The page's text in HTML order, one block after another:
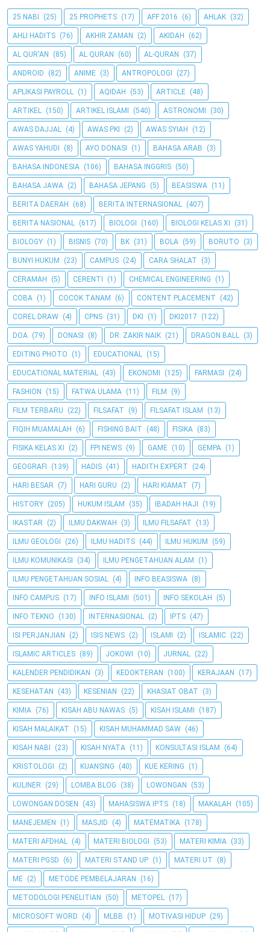
25 NABI (25) 25 PROPHETS (17) AFF 2016 (6) AHLAK (32)
AHLI HADITS (76) AKHIR ZAMAN (2) AKIDAH (62)
AL QUR'AN (85) AL QURAN (60) AL-QURAN (37)
ANDROID (82) ANIME (3) ANTROPOLOGI (27)
APLIKASI PAYROLL (1) AQIDAH (53) ARTICLE (48)
ARTIKEL (150) ARTIKEL ISLAMI (540) ASTRONOMI (30)
AWAS DAJJAL (4) AWAS PKI (2) AWAS SYIAH (12)
AWAS YAHUDI (8) AYO DONASI (1) BAHASA ARAB (3)
BAHASA INDONESIA (106) BAHASA INGGRIS (50)
BAHASA JAWA (2) BAHASA JEPANG (5) BEASISWA (11)
BERITA DAERAH (68) BERITA INTERNASIONAL (407)
BERITA NASIONAL (617) BIOLOGI (160) BIOLOGI KELAS XI (31)
BIOLOGY (1) BISNIS (70) BK (31) BOLA (59) BORUTO (3)
BUNYI HUKUM (23) CAMPUS (24) CARA SHALAT (3)
CERAMAH (5) CERENTI (1) CHEMICAL ENGINEERING (1)
COBA (1) COCOK TANAM (6) CONTENT PLACEMENT (42)
COREL DRAW (4) CPNS (31) DKI (1) DKI2017 (122)
DOA (79) DONASI (8) DR. ZAKIR NAIK (21) DRAGON BALL (3)
EDITING PHOTO (1) EDUCATIONAL (15)
EDUCATIONAL MATERIAL (43) EKONOMI (125) FARMASI (24)
FASHION (15) FATWA ULAMA (11) FILM (9)
FILM TERBARU (22) FILSAFAT (9) FILSAFAT ISLAM (13)
FIQIH MUAMALAH (6) FISHING BAIT (48) FISIKA (83)
FISIKA KELAS XI (2) FPI NEWS (9) GAME (10) GEMPA (1)
GEOGRAFI (139) HADIS (41) HADITH EXPERT (24)
HARI BESAR (7) HARI GURU (2) HARI KIAMAT (7)
HISTORY (205) HUKUM ISLAM (35) IBADAH HAJI (19)
IKASTAR (2) ILMU DAKWAH (3) ILMU FILSAFAT (13)
ILMU GEOLOGI (26) ILMU HADITS (44) ILMU HUKUM (59)
ILMU KOMUNIKASI (34) ILMU PENGETAHUAN ALAM (1)
ILMU PENGETAHUAN SOSIAL (4) INFO BEASISWA (8)
INFO CAMPUS (17) INFO ISLAMI (501) INFO SEKOLAH (5)
INFO TEKNO (130) INTERNASIONAL (2) IPTS (47)
ISI PERJANJIAN (2) ISIS NEWS (2) ISLAMI (2) ISLAMIC (22)
ISLAMIC ARTICLES (89) JOKOWI (10) JURNAL (22)
KALENDER PENDIDIKAN (3) KEDOKTERAN (100) KERAJAAN (17)
KESEHATAN (43) KESENIAN (22) KHASIAT OBAT (3)
KIMIA (76) KISAH ABU NAWAS (5) KISAH ISLAMI (187)
KISAH MALAIKAT (15) KISAH MUHAMMAD SAW (46)
KISAH NABI (23) KISAH NYATA (11) KONSULTASI ISLAM (64)
KRISTOLOGI (2) KUANSING (40) KUE KERING (1)
KULINER (29) LOMBA BLOG (38) LOWONGAN (53)
LOWONGAN DOSEN (43) MAHASISWA IPTS (18) MAKALAH (105)
MANEJEMEN (1) MASJID (4) MATEMATIKA (178)
MATERI AFDHAL (4) MATERI BIOLOGI (53) MATERI KIMIA (33)
MATERI PGSD (6) MATERI STAND UP (1) MATERI UT (8)
ME (2) METODE PEMBELAJARAN (16)
METODOLOGI PENELITIAN (50) METOPEL (17)
MICROSOFT WORD (4) MLBB (1) MOTIVASI HIDUP (29)